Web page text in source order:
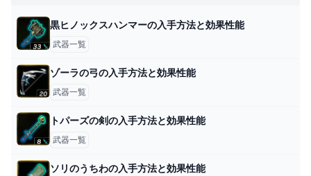
黒ヒノックスハンマーの入手方法と効果性能
武器一覧
ゾーラの弓の入手方法と効果性能
武器一覧
トパーズの剣の入手方法と効果性能
武器一覧
ソリのうちわの入手方法と効果性能